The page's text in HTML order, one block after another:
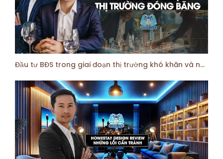
Đầu tư BĐS trong giai đoạn thị trường khó khăn và những điều cần lưu ý | HVBDS